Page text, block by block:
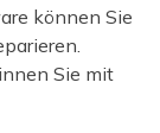
können Sie
Sie mit